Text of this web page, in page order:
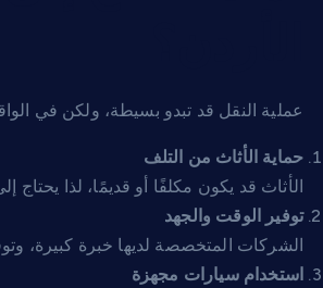
عملية النقل قد تبدو بسيطة، ولكن في
حماية الأثاث من التلف
الأثاث قد يكون مكلفًا أو قديمًا، لذا
توفير الوقت والجهد
الشركات المتخصصة لديها خبرة كبيرة،
استخدام سيارات مجهزة